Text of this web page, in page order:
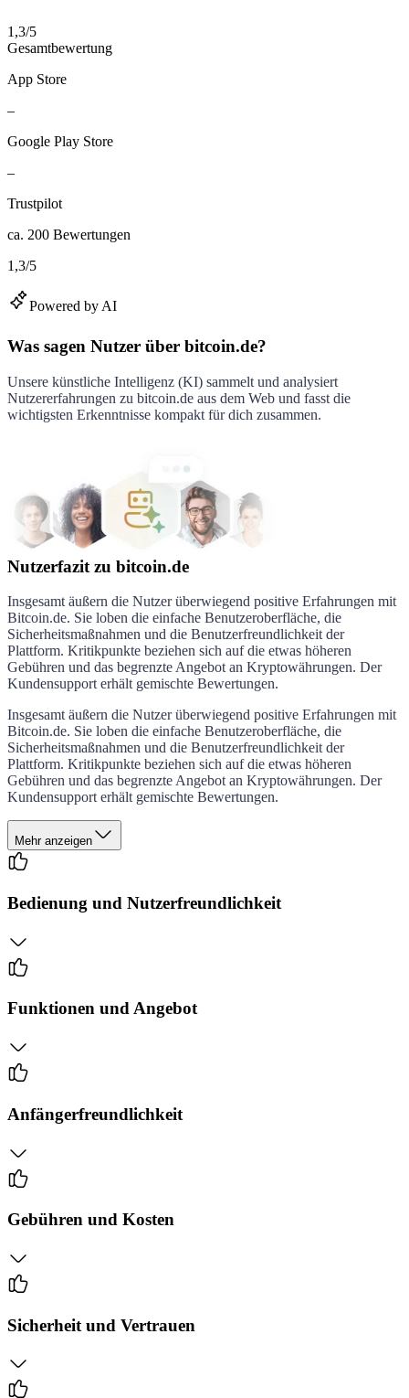
1,3/5
Gesamtbewertung
App Store
–
Google Play Store
–
Trustpilot
ca. 200 Bewertungen
1,3/5
Powered by AI
Was sagen Nutzer über bitcoin.de?
Unsere künstliche Intelligenz (KI) sammelt und analysiert
Nutzererfahrungen zu bitcoin.de aus dem Web und fasst die
wichtigsten Erkenntnisse kompakt für dich zusammen.
Nutzerfazit zu bitcoin.de
Insgesamt äußern die Nutzer überwiegend positive Erfahrungen mit
Bitcoin.de. Sie loben die einfache Benutzeroberfläche, die
Sicherheitsmaßnahmen und die Benutzerfreundlichkeit der
Plattform. Kritikpunkte beziehen sich auf die etwas höheren
Gebühren und das begrenzte Angebot an Kryptowährungen. Der
Kundensupport erhält gemischte Bewertungen.
Insgesamt äußern die Nutzer überwiegend positive Erfahrungen mit
Bitcoin.de. Sie loben die einfache Benutzeroberfläche, die
Sicherheitsmaßnahmen und die Benutzerfreundlichkeit der
Plattform. Kritikpunkte beziehen sich auf die etwas höheren
Gebühren und das begrenzte Angebot an Kryptowährungen. Der
Kundensupport erhält gemischte Bewertungen.
Mehr anzeigen
Bedienung und Nutzerfreundlichkeit
Funktionen und Angebot
Anfängerfreundlichkeit
Gebühren und Kosten
Sicherheit und Vertrauen